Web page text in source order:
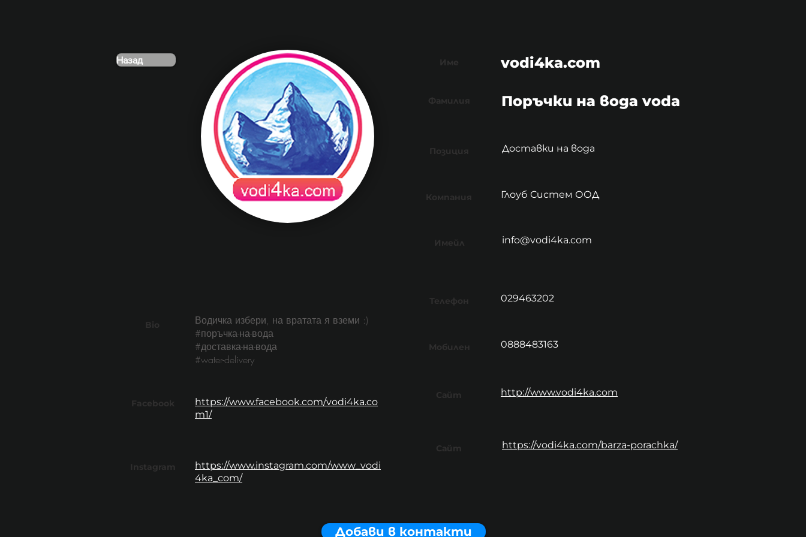
Назад
Bio
Facebook
Instagram
Водичка избери, на вратата я вземи :)
#поръчка-на-вода
#доставка-на-вода
#water-delivery
https://www.facebook.com/vodi4ka.co
m1/
https://www.instagram.com/www_vodi
4ka_com/
Име vodi4ka.com
Фамилия Поръчки на вода voda
Позиция Доставки на вода
Компания Глоуб Систем ООД
Имейл info@vodi4ka.com
Телефон 029463202
Мобилен 0888483163
Сайт http://www.vodi4ka.com
Сайт https://vodi4ka.com/barza-porachka/
Добави в контакти